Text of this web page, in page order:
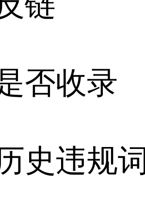
否收录
史违规